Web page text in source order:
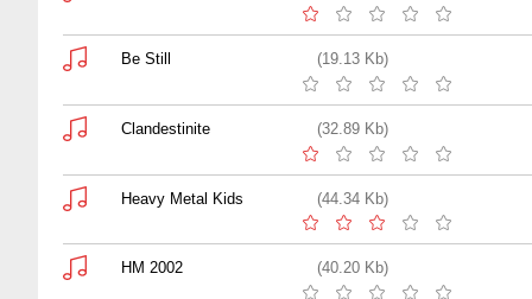
Be Still (19.13 Kb)
Clandestinite (32.89 Kb)
Heavy Metal Kids (44.34 Kb)
HM 2002 (40.20 Kb)